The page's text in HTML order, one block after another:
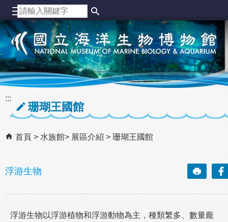
跳到主要內容區塊
:::
珊瑚王國館
首頁 水族館 展區介紹 珊瑚王國館
浮游生物
浮游生物以浮游植物和浮游動物為主，種類繁多、數量龐